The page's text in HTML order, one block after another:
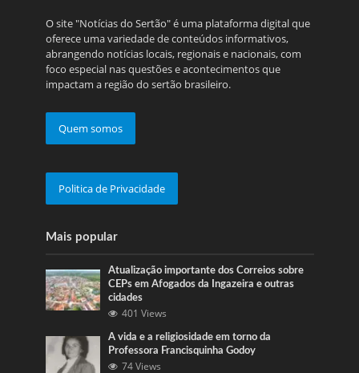
O site "Notícias do Sertão" é uma plataforma digital que
oferece uma variedade de conteúdos informativos,
abrangendo notícias locais, regionais e nacionais, com
foco especial nas questões e acontecimentos que
impactam a região do sertão brasileiro.
Quem somos
Politica de Privacidade
Mais popular
Atualização importante dos Correios sobre
CEPs em Afogados da Ingazeira e outras
cidades
401 Views
A vida e a religiosidade em torno da
Professora Francisquinha Godoy
74 Views